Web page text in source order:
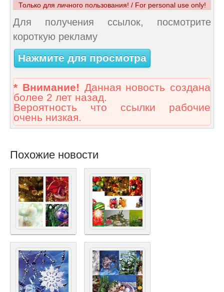
Только для личного пользования! / For personal use only!
Для получения ссылок, посмотрите
короткую рекламу
Нажмите для просмотра
* Внимание! Данная новость создана
более 2 лет назад.
Вероятность что ссылки рабочие
очень низкая.
Похожие новости